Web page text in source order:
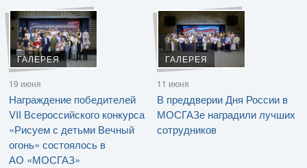
ГАЛЕРЕЯ
19 июня
Награждение победителей
VII Всероссийского конкурса
«Рисуем с детьми Вечный
огонь» состоялось в
АО «МОСГАЗ»
ГАЛЕРЕЯ
11 июня
В преддверии Дня России в
МОСГАЗе наградили лучших
сотрудников